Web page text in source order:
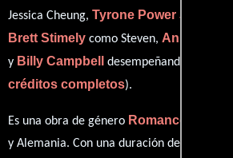
Jessica Cheung, Tyrone Power Jr.
Brett Stimely como Steven, Ankie Beilke
y Billy Campbell desempeñando el papel
créditos completos).
Es una obra de género Romance
y Alemania. Con una duración de 1h 35m